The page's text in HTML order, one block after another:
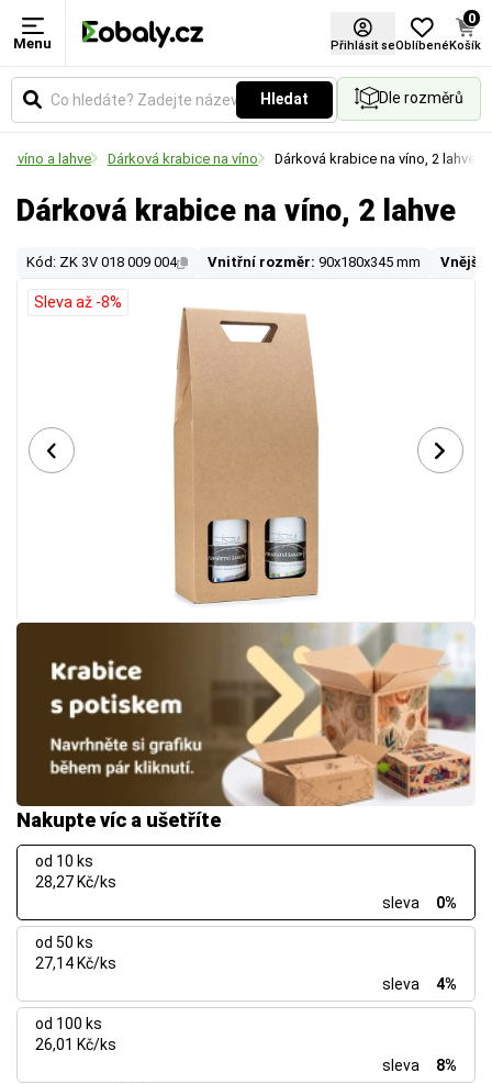
Menu Přihlásit seOblíbené
0
Košík
Hledat Dle rozměrů
víno a lahve Dárková krabice na víno Dárková krabice na víno, 2 lahve
Dárková krabice na víno, 2 lahve
Kód: ZK 3V 018 009 004 Vnitřní rozměr: 90x180x345 mm Vnější
Nakupte víc a ušetříte
od 10 ks
28,27 Kč/ks
sleva
0%
od 50 ks
27,14 Kč/ks
sleva
4%
od 100 ks
26,01 Kč/ks
sleva
8%
Sleva až -8%